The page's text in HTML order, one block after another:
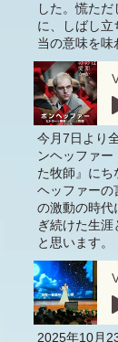
した。慌た
に、しばし立
当の意味を味
今月7日より
ンヘッファ
た牧師』にち
ヘッファーの
の激動の時代
ぎ続けた生
と思います。
2025年10月